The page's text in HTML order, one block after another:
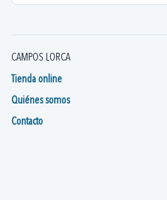
CAMPOS LORCA
Tienda online
Quiénes somos
Contacto